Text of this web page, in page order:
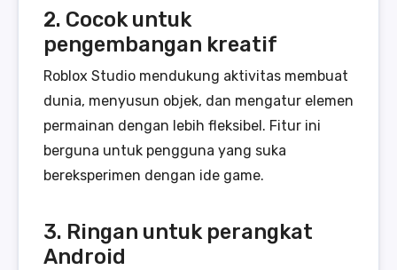
2. Cocok untuk
pengembangan kreatif
Roblox Studio mendukung aktivitas membuat
dunia, menyusun objek, dan mengatur elemen
permainan dengan lebih fleksibel. Fitur ini
berguna untuk pengguna yang suka
bereksperimen dengan ide game.
3. Ringan untuk perangkat
Android